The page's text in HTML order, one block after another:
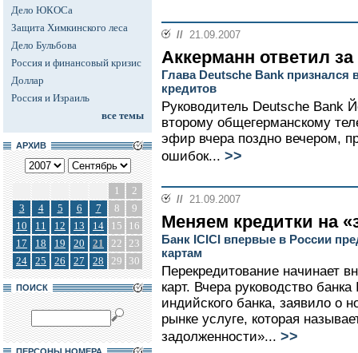
Дело ЮКОСа
Защита Химкинского леса
Дело Бульбова
Россия и финансовый кризис
Доллар
Россия и Израиль
все темы
АРХИВ
1
2
3
4 5 6 7 8
9
10
11 12 13 14 15
16
17
18 19 20 21 22 23
24
25 26 27 28 29 30
ПОИСК
// 21.09.2007
Аккерманн ответил за
Глава Deutsche Bank
кредитов
Руководитель Deutsche Bank
второму общегерманскому
эфир вчера поздно вечером,
ошибок... >>
// 21.09.2007
Меняем кредитки на
Банк ICICI впервые в России
картам
Перекредитование начинает
карт. Вчера руководство
индийского банка, заявило о
рынке услуге, которая
задолженности»... >>